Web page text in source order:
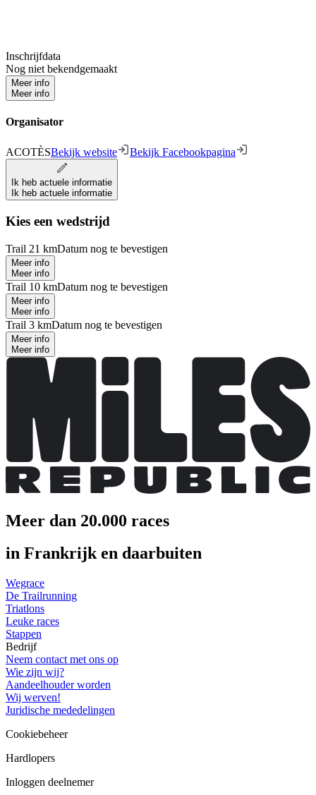
Inschrijfdata
Nog niet bekendgemaakt
Meer info
Meer info
Organisator
ACOTÈSBekijk website Bekijk Facebookpagina
Ik heb actuele informatie
Ik heb actuele informatie
Kies een wedstrijd
Trail 21 kmDatum nog te bevestigen
Meer info
Meer info
Trail 10 kmDatum nog te bevestigen
Meer info
Meer info
Trail 3 kmDatum nog te bevestigen
Meer info
Meer info
Meer dan 20.000 races
in Frankrijk en daarbuiten
Wegrace
De Trailrunning
Triatlons
Leuke races
Stappen
Bedrijf
Neem contact met ons op
Wie zijn wij?
Aandeelhouder worden
Wij werven!
Juridische mededelingen
Cookiebeheer
Hardlopers
Inloggen deelnemer